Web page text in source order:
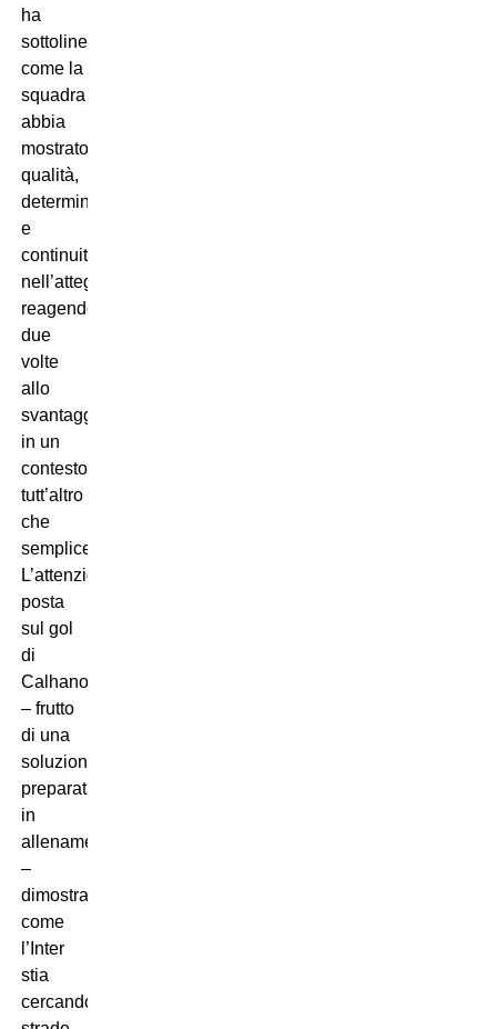
ha
sottolineato
come la
squadra
abbia
mostrato
qualità,
determinazione
e
continuità
nell’atteggiamento,
reagendo
due
volte
allo
svantaggio
in un
contesto
tutt’altro
che
semplice.
L’attenzione
posta
sul gol
di
Calhanoglu
– frutto
di una
soluzione
preparata
in
allenamento
–
dimostra
come
l’Inter
stia
cercando